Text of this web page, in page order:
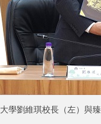
學劉維琪校長（左）與